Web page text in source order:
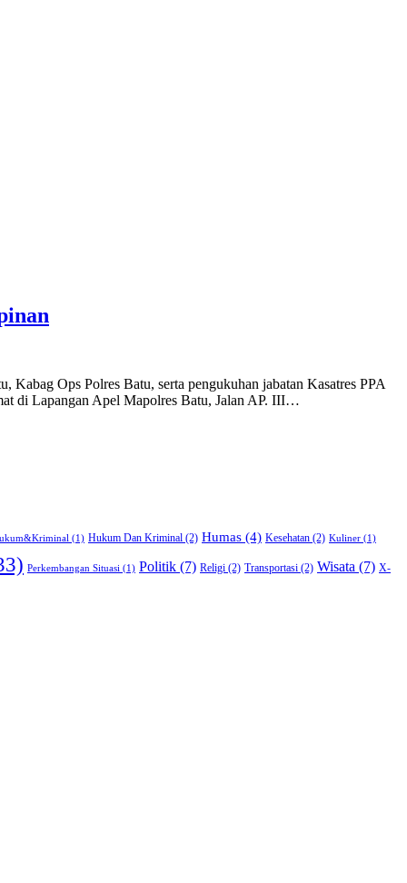
Kabag Ops Polres Batu, serta pengukuhan jabatan Kasatres PPA
di Lapangan Apel Mapolres Batu, Jalan AP. III…
(1) Hukum Dan Kriminal (2) Humas (4) Kesehatan (2) Kuliner (1)
Perkembangan Situasi (1) Politik (7) Religi (2) Transportasi (2) Wisata (7) X-